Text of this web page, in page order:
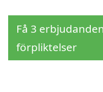
Få 3
förpliktelser